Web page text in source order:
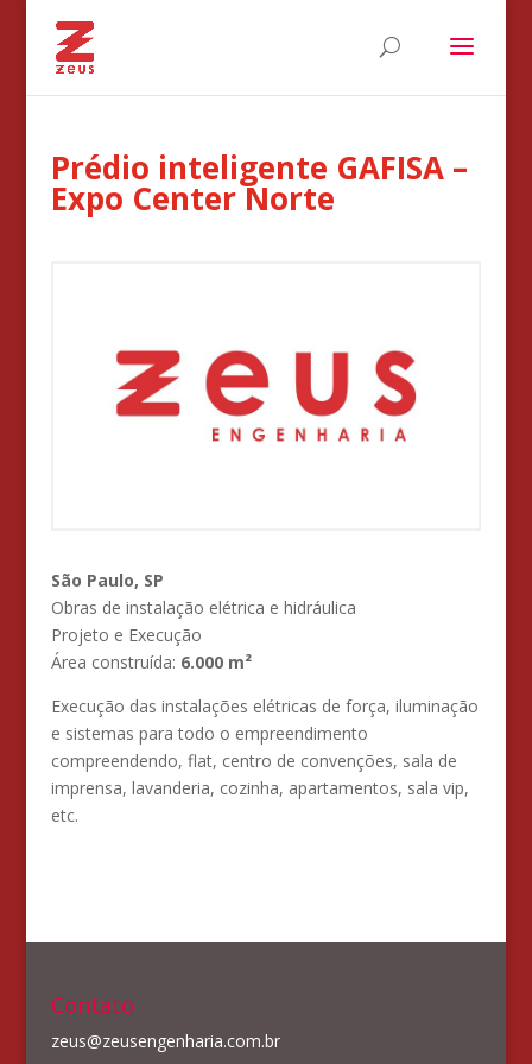
Prédio inteligente GAFISA –
Expo Center Norte
São Paulo, SP
Obras de instalação elétrica e hidráulica
Projeto e Execução
Área construída: 6.000 m²
Execução das instalações elétricas de força, iluminação
e sistemas para todo o empreendimento
compreendendo, flat, centro de convenções, sala de
imprensa, lavanderia, cozinha, apartamentos, sala vip,
etc.
Contato
zeus@zeusengenharia.com.br